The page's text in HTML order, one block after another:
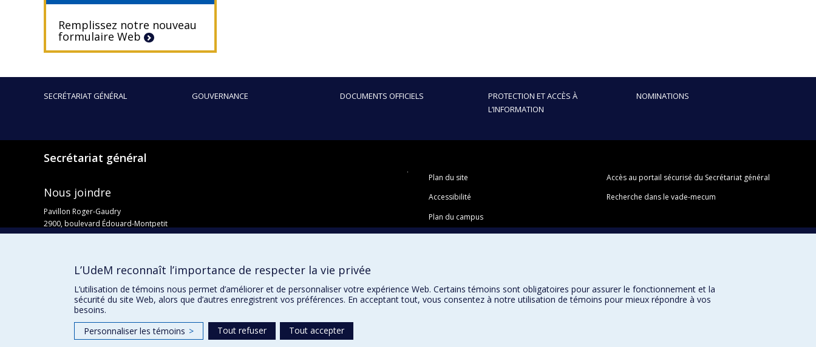
Remplissez notre nouveau
formulaire Web
SECRÉTARIAT GÉNÉRAL GOUVERNANCE DOCUMENTS OFFICIELS
PROTECTION ET ACCÈS À
L’INFORMATION
NOMINATIONS
Secrétariat général
Nous joindre
Pavillon Roger-Gaudry
2900, boulevard Édouard-Montpetit
Bureau Y-100-1
Admission
Plan du site
Accessibilité
Plan du campus
Accès au portail sécurisé du Secrétariat général
Recherche dans le vade-mecum
L’UdeM reconnaît l’importance de respecter la vie privée
L’utilisation de témoins nous permet d’améliorer et de personnaliser votre expérience Web. Certains témoins sont obligatoires pour assurer le fonctionnement et la
sécurité du site Web, alors que d’autres enregistrent vos préférences. En acceptant tout, vous consentez à notre utilisation de témoins pour mieux répondre à vos
besoins.
Personnaliser les témoins > Tout refuser Tout accepter